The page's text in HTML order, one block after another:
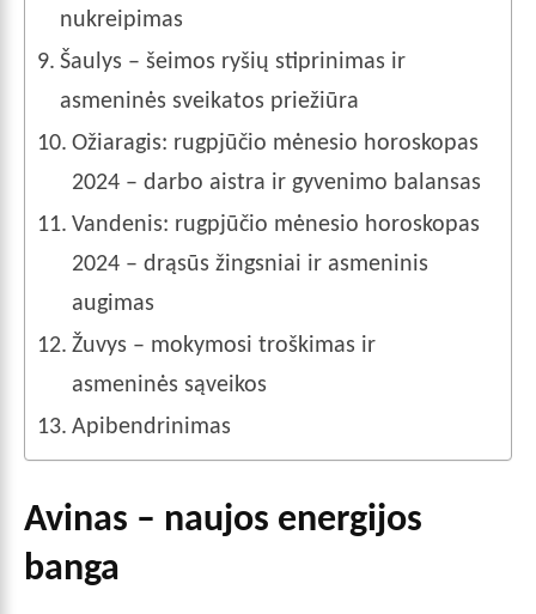
nukreipimas
Šaulys – šeimos ryšių stiprinimas ir
asmeninės sveikatos priežiūra
Ožiaragis: rugpjūčio mėnesio horoskopas
2024 – darbo aistra ir gyvenimo balansas
Vandenis: rugpjūčio mėnesio horoskopas
2024 – drąsūs žingsniai ir asmeninis
augimas
Žuvys – mokymosi troškimas ir
asmeninės sąveikos
Apibendrinimas
Avinas – naujos energijos
banga